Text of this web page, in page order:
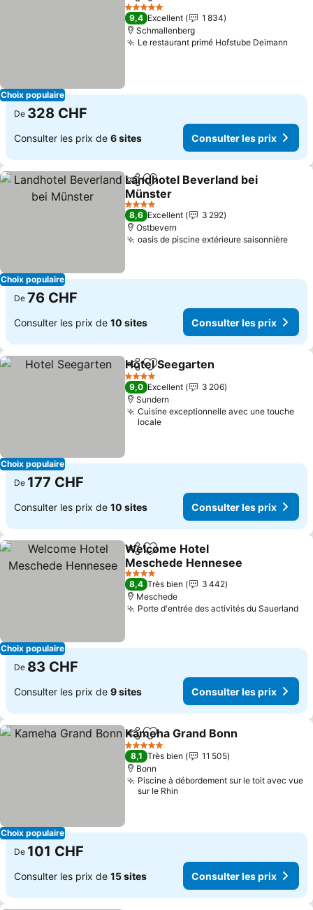
Choix populaire
5 Étoiles
9,4 Excellent
1 834
Schmallenberg
Le restaurant primé Hofstube Deimann
De 328 CHF
Consulter les prix de 6 sites Consulter les prix
Choix populaire
PartagerAjouter à mes favoris
Landhotel Beverland bei
Münster
Consulter les prix
4 Étoiles
8,6 Excellent
3 292
Ostbevern
oasis de piscine extérieure saisonnière
De 76 CHF
Consulter les prix de 10 sites Consulter les prix
Choix populaire
PartagerAjouter à mes favoris
Hotel Seegarten
4 Étoiles
9,0 Excellent
3 206
Sundern
Cuisine exceptionnelle avec une touche
locale
De 177 CHF
Consulter les prix de 10 sites Consulter les prix
Choix populaire
PartagerAjouter à mes favoris
Welcome Hotel
Meschede Hennesee
Consulter les prix
4 Étoiles
8,4 Très bien
3 442
Meschede
Porte d'entrée des activités du Sauerland
De 83 CHF
Consulter les prix de 9 sites Consulter les prix
Choix populaire
PartagerAjouter à mes favoris
Kameha Grand Bonn
5 Étoiles
8,1 Très bien
11 505
Bonn
Piscine à débordement sur le toit avec vue
sur le Rhin
De 101 CHF
Consulter les prix de 15 sites Consulter les prix